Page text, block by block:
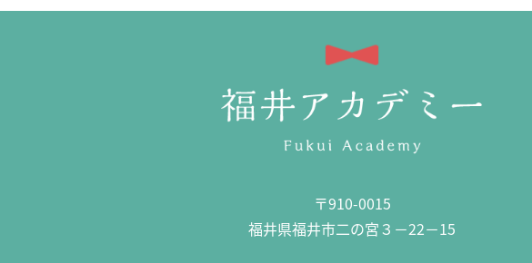
〒910-0015
福井県福井市二の宮３－22－15